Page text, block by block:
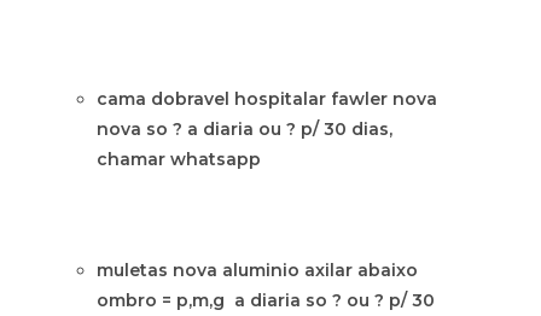
cama dobravel hospitalar fawler nova
nova so ? a diaria ou ? p/ 30 dias,
chamar whatsapp
muletas nova aluminio axilar abaixo
ombro = p,m,g a diaria so ? ou ? p/ 30